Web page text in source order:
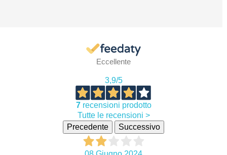
Eccellente
3,9/5
7recensioni prodotto
Tutte le recensioni >
Precedente
Successivo